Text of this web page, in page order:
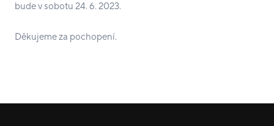
bude v sobotu 24. 6. 2023.
Děkujeme za pochopení.